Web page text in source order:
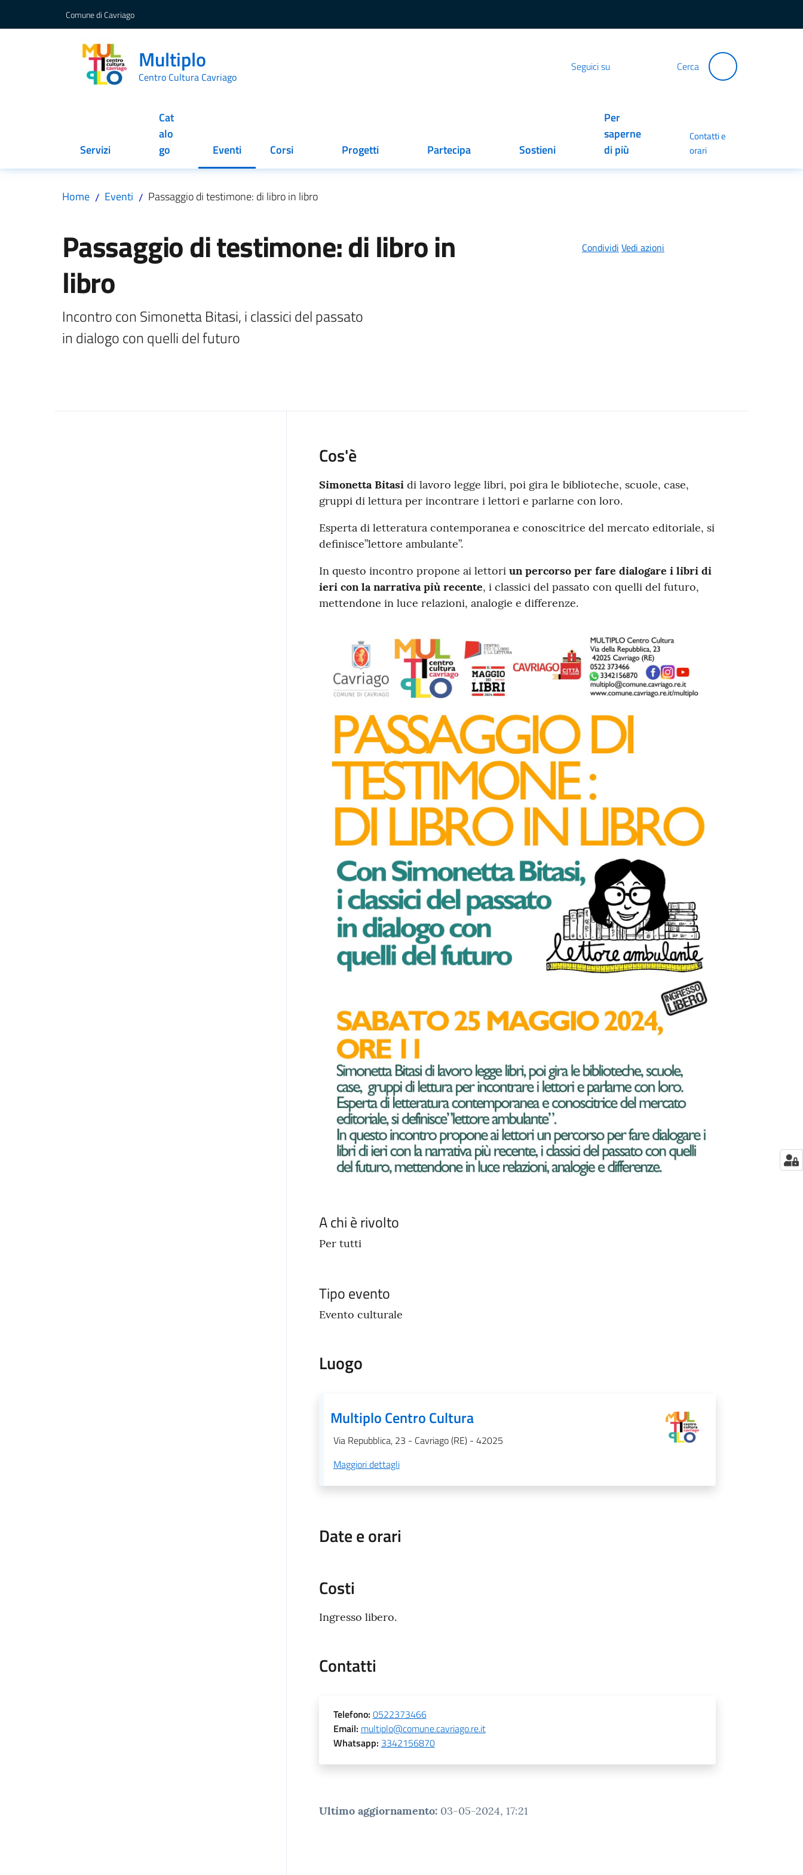
Comune di Cavriago
Multiplo
Centro Cultura Cavriago
Seguici su Cerca
Servizi
Cat
alo
go
Eventi
Menu selezionato
Corsi Progetti Partecipa Sostieni
Per
saperne
di più
Contatti e
orari
Home / Eventi / Passaggio di testimone: di libro in libro
Passaggio di testimone: di libro in
libro
Incontro con Simonetta Bitasi, i classici del passato
in dialogo con quelli del futuro
Condividi Vedi azioni
Cos'è
Simonetta Bitasi di lavoro legge libri, poi gira le biblioteche, scuole, case,
gruppi di lettura per incontrare i lettori e parlarne con loro.
Esperta di letteratura contemporanea e conoscitrice del mercato editoriale, si
definisce”lettore ambulante”.
In questo incontro propone ai lettori un percorso per fare dialogare i libri di
ieri con la narrativa più recente, i classici del passato con quelli del futuro,
mettendone in luce relazioni, analogie e differenze.
A chi è rivolto
Per tutti
Tipo evento
Evento culturale
Luogo
Multiplo Centro Cultura
Via Repubblica, 23 - Cavriago (RE) - 42025
Maggiori dettagli
Date e orari
Costi
Ingresso libero.
Contatti
Telefono: 0522373466
Email: multiplo@comune.cavriago.re.it
Whatsapp: 3342156870
Ultimo aggiornamento: 03-05-2024, 17:21